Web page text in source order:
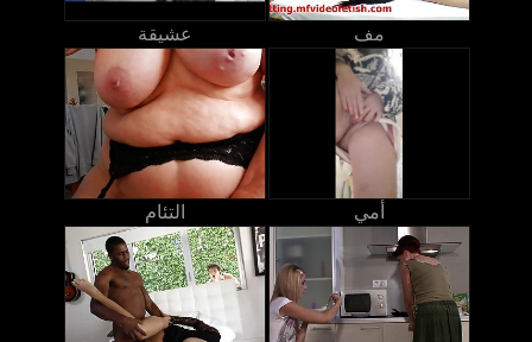
عشيقة مف
التئام أمي